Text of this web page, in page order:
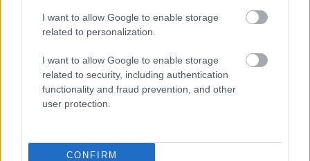
I want to allow Google to enable storage
related to personalization.
I want to allow Google to enable storage
related to security, including authentication
functionality and fraud prevention, and other
user protection.
CONFIRM